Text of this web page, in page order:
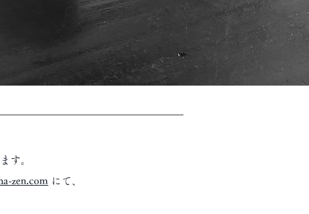
す。
zen.com にて、